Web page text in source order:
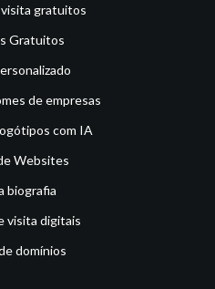
gratuitos
Gratuitos
de empresas
com IA
Websites
biografia
visita digitais
domínios